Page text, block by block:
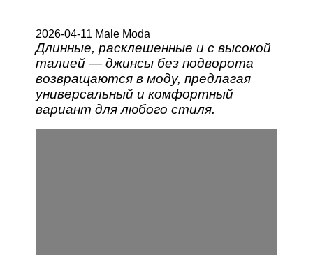
2026-04-11 Male Moda
Длинные, расклешенные и с высокой
талией — джинсы без подворота
возвращаются в моду, предлагая
универсальный и комфортный
вариант для любого стиля.